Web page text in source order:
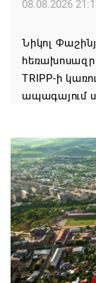
08.08.2026
Նիկոլ
TRIPP-ի
ապագայում
Փաշինյանն
քննարկվել է
08.08.2026
Մաքսիմ
տարեկան